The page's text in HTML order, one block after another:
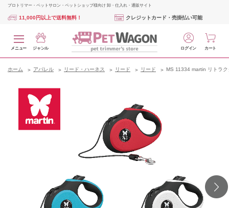
プロトリマー・ペットサロン・ペットショップ様向け 卸・仕入れ・通販サイト
11,000円以上で送料無料！ クレジットカード・売掛払い可能
メニュー ジャンル ログイン カート
ホーム アパレル リード・ハーネス リード リード MS 11334 martin リトラ